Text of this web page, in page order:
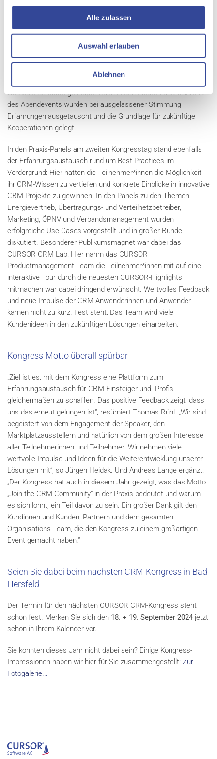
Alle zulassen
Auswahl erlauben
Ablehnen
Interaktion, gute Gespräche und Networking sind essenzieller
Bestandteil jedes CRM-Kongresses. Anlaufstelle dafür war wie
immer der Marktplatz aus 18 Ausstellern. Dort wurden neueste
wertvolle Kontakte geknüpft. Auch in den Pausen und während
des Abendevents wurden bei ausgelassener Stimmung
Erfahrungen ausgetauscht und die Grundlage für zukünftige
Kooperationen gelegt.
In den Praxis-Panels am zweiten Kongresstag stand ebenfalls
der Erfahrungsaustausch rund um Best-Practices im
Vordergrund: Hier hatten die Teilnehmer*innen die Möglichkeit
ihr CRM-Wissen zu vertiefen und konkrete Einblicke in innovative
CRM-Projekte zu gewinnen. In den Panels zu den Themen
Energievertrieb, Übertragungs- und Verteilnetzbetreiber,
Marketing, ÖPNV und Verbandsmanagement wurden
erfolgreiche Use-Cases vorgestellt und in großer Runde
diskutiert. Besonderer Publikumsmagnet war dabei das
CURSOR CRM Lab: Hier nahm das CURSOR
Productmanagement-Team die Teilnehmer*innen mit auf eine
interaktive Tour durch die neuesten CURSOR-Highlights –
mitmachen war dabei dringend erwünscht. Wertvolles Feedback
und neue Impulse der CRM-Anwenderinnen und Anwender
kamen nicht zu kurz. Fest steht: Das Team wird viele
Kundenideen in den zukünftigen Lösungen einarbeiten.
Kongress-Motto überall spürbar
„Ziel ist es, mit dem Kongress eine Plattform zum
Erfahrungsaustausch für CRM-Einsteiger und -Profis
gleichermaßen zu schaffen. Das positive Feedback zeigt, dass
uns das erneut gelungen ist“, resümiert Thomas Rühl. „Wir sind
begeistert von dem Engagement der Speaker, den
Marktplatzausstellern und natürlich von dem großen Interesse
aller Teilnehmerinnen und Teilnehmer. Wir nehmen viele
wertvolle Impulse und Ideen für die Weiterentwicklung unserer
Lösungen mit“, so Jürgen Heidak. Und Andreas Lange ergänzt:
„Der Kongress hat auch in diesem Jahr gezeigt, was das Motto
„Join the CRM-Community“ in der Praxis bedeutet und warum
es sich lohnt, ein Teil davon zu sein. Ein großer Dank gilt den
Kundinnen und Kunden, Partnern und dem gesamten
Organisations-Team, die den Kongress zu einem großartigen
Event gemacht haben.“
Seien Sie dabei beim nächsten CRM-Kongress in Bad
Hersfeld
Der Termin für den nächsten CURSOR CRM-Kongress steht
schon fest. Merken Sie sich den 18. + 19. September 2024 jetzt
schon in Ihrem Kalender vor.
Sie konnten dieses Jahr nicht dabei sein? Einige Kongress-
Impressionen haben wir hier für Sie zusammengestellt: Zur
Fotogalerie...